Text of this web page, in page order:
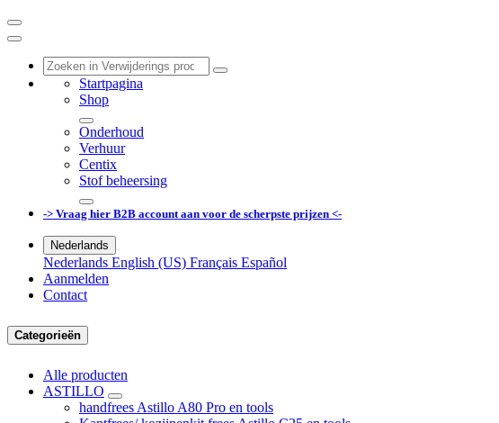
Startpagina
Shop
Onderhoud
Verhuur
Centix
Stof beheersing
-> Vraag hier B2B account aan voor de scherpste prijzen <-
Nederlands
Nederlands English (US) Français Español
Aanmelden
Contact
Categorieën
Alle producten
ASTILLO
handfrees Astillo A80 Pro en tools